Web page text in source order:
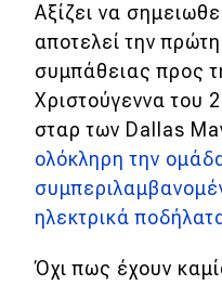
Αξίζει να
αποτελεί την
συμπάθειας προς
Χριστούγεννα του
σταρ των Dallas
ολόκληρη την
ηλεκτρικά
Όχι πως έχουν